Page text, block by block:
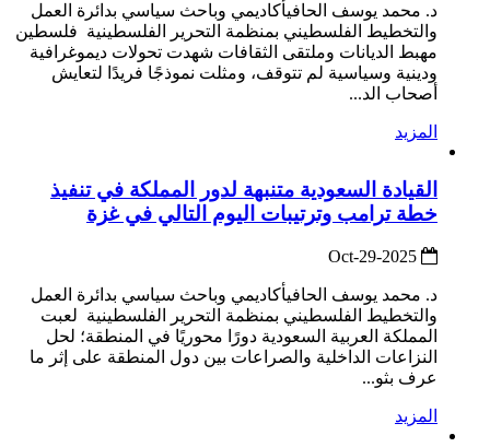
د. محمد يوسف الحافيأكاديمي وباحث سياسي بدائرة العمل
والتخطيط الفلسطيني بمنظمة التحرير الفلسطينية فلسطين
مهبط الديانات وملتقى الثقافات شهدت تحولات ديموغرافية
ودينية وسياسية لم تتوقف، ومثلت نموذجًا فريدًا لتعايش
أصحاب الد...
المزيد
القيادة السعودية متنبهة لدور المملكة في تنفيذ
خطة ترامب وترتيبات اليوم التالي في غزة
د. محمد يوسف الحافيأكاديمي وباحث سياسي بدائرة العمل
والتخطيط الفلسطيني بمنظمة التحرير الفلسطينية لعبت
المملكة العربية السعودية دورًا محوريًا في المنطقة؛ لحل
النزاعات الداخلية والصراعات بين دول المنطقة على إثر ما
عرف بثو...
المزيد